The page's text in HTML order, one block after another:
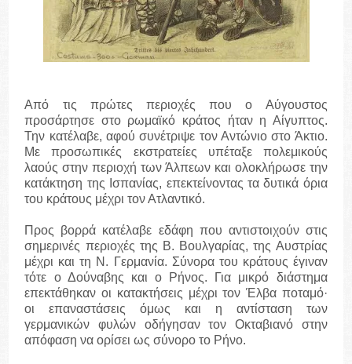
Από τις πρώτες περιοχές που ο Αύγουστος
προσάρτησε στο ρωμαϊκό κράτος ήταν η Αίγυπτος.
Την κατέλαβε, αφού συνέτριψε τον Αντώνιο στο Άκτιο.
Με προσωπικές εκστρατείες υπέταξε πολεμικούς
λαούς στην περιοχή των Άλπεων και ολοκλήρωσε την
κατάκτηση της Ισπανίας, επεκτείνοντας τα δυτικά όρια
του κράτους μέχρι τον Ατλαντικό.
Προς βορρά κατέλαβε εδάφη που αντιστοιχούν στις
σημερινές περιοχές της Β. Βουλγαρίας, της Αυστρίας
μέχρι και τη Ν. Γερμανία. Σύνορα του κράτους έγιναν
τότε ο Δούναβης και ο Ρήνος. Για μικρό διάστημα
επεκτάθηκαν οι κατακτήσεις μέχρι τον Έλβα ποταμό·
οι επαναστάσεις όμως και η αντίσταση των
γερμανικών φυλών οδήγησαν τον Οκταβιανό στην
απόφαση να ορίσει ως σύνορο το Ρήνο.